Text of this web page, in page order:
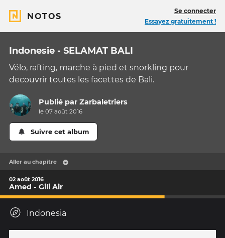
NOTOS
Se connecter
Essayez gratuitement !
Indonesie - SELAMAT BALI
Vélo, rafting, marche à pied et snorkling pour
decouvrir toutes les facettes de Bali.
Publié parZarbaletriers
le 07 août 2016
Suivre cet album
Aller au chapitre
02 août 2016
Amed - Gili Air
Indonesia